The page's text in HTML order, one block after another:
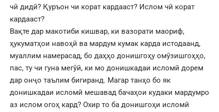
чӣ дидӣ? Қуръон чи корат кардааст? Ислом чӣ корат
кардааст?
Вақте дар макотиби кишвар, ки вазорати маориф,
ҳукуматҳои навоҳӣ ва мардум кумак карда истодаанд,
муаллим намерасад, бо даҳҳо донишгоҳу омӯзишгоҳҳо,
пас, ту чи гуна мегӯӣ, ки мо донишкадаи исломӣ дорем
дар онҷо таълим бигиранд. Магар танҳо бо як
донишкадаи исломӣ мешавад бачаҳои кудаки мардумро
аз ислом огоҳ кард? Охир то ба донишгоҳи исломӣ